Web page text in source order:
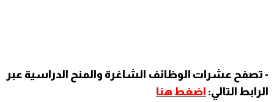
- تصفح عشرات الوظائف الشاغرة والمنح الدراسية عبر
الرابط التالي: اضغط هنا